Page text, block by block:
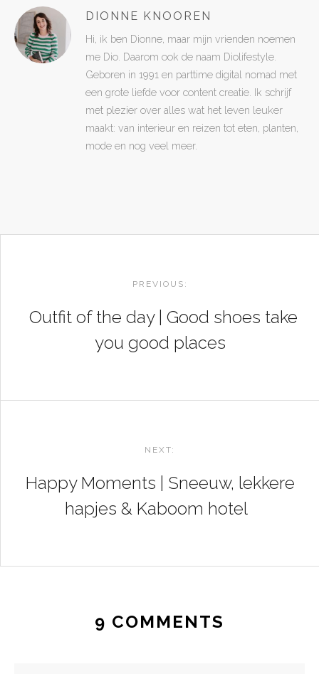
DIONNE KNOOREN
Hi, ik ben Dionne, maar mijn vrienden noemen
me Dio. Daarom ook de naam Diolifestyle.
Geboren in 1991 en parttime digital nomad met
een grote liefde voor content creatie. Ik schrijf
met plezier over alles wat het leven leuker
maakt: van interieur en reizen tot eten, planten,
mode en nog veel meer.
NAVIGATION
PREVIOUS:
Outfit of the day | Good shoes take
you good places
NEXT:
Happy Moments | Sneeuw, lekkere
hapjes & Kaboom hotel
9 COMMENTS